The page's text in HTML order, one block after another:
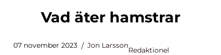
Vad äter hamstrar
07 november 2023 Jon Larsson
Redaktionel